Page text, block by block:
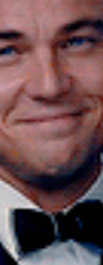
sur un
de cette
de cette boisson ?